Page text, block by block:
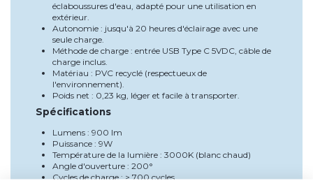
éclaboussures d'eau, adapté pour une utilisation en
extérieur.
Autonomie : jusqu'à 20 heures d'éclairage avec une
seule charge.
Méthode de charge : entrée USB Type C 5VDC, câble de
charge inclus.
Matériau : PVC recyclé (respectueux de
l'environnement).
Poids net : 0,23 kg, léger et facile à transporter.
Spécifications
Lumens : 900 lm
Puissance : 9W
Température de la lumière : 3000K (blanc chaud)
Angle d'ouverture : 200°
Cycles de charge : > 700 cycles